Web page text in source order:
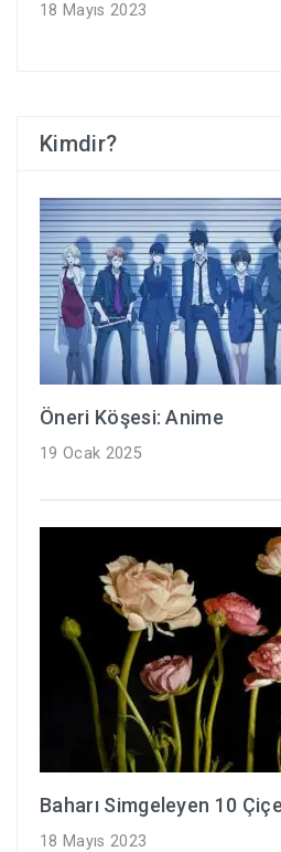
18 Mayıs 2023
Kimdir?
Öneri Köşesi: Anime
19 Ocak 2025
Baharı Simgeleyen 10
18 Mayıs 2023